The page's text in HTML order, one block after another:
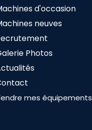
d'occasion
neuves
Photos
mes équipements